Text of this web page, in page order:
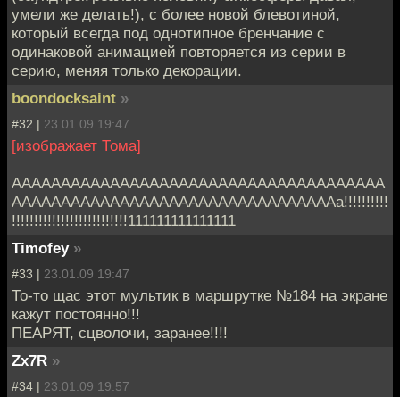
умели же делать!), с более новой блевотиной,
который всегда под однотипное бренчание с
одинаковой анимацией повторяется из серии в
серию, меняя только декорации.
boondocksaint »
#32 | 23.01.09 19:47
[изображает Тома]
АААААААААААААААААААААААААААААААААААААА
АААААААААААААААААААААААААААААААААа!!!!!!!!!!
!!!!!!!!!!!!!!!!!!!!!!!!!!111111111111111
Timofey »
#33 | 23.01.09 19:47
То-то щас этот мультик в маршрутке №184 на экране
кажут постоянно!!!
ПЕАРЯТ, сцволочи, заранее!!!!
Zx7R »
#34 | 23.01.09 19:57